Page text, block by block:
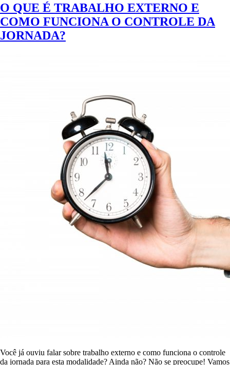
O QUE É TRABALHO EXTERNO E
COMO FUNCIONA O CONTROLE DA
JORNADA?
Você já ouviu falar sobre trabalho externo e como funciona o controle
da jornada para esta modalidade? Ainda não? Não se preocupe! Vamos